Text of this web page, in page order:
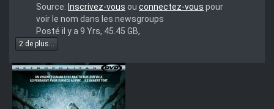
MULTi
1080p
BluRay
x264-
Source: Inscrivez-vous ou connectez-vous pour
voir le nom dans les newsgroups
Posté il y a 9 Yrs, 45.45 GB,
2 de plus...